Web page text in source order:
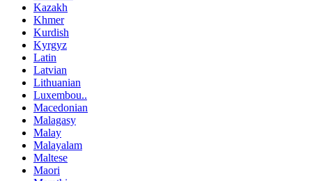
Kazakh
Khmer
Kurdish
Kyrgyz
Latin
Latvian
Lithuanian
Luxembou..
Macedonian
Malagasy
Malay
Malayalam
Maltese
Maori